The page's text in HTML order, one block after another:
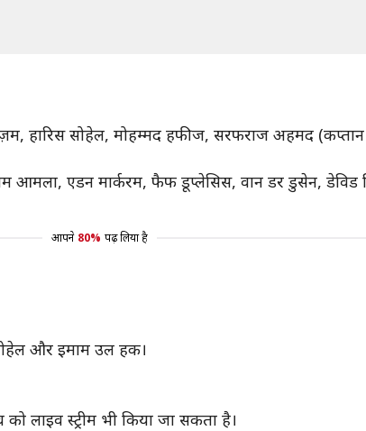
हारिस सोहेल, मोहम्मद हफीज, सरफराज अहमद (कप्तान
आमला, एडन मार्करम, फैफ डूप्लेसिस, वान डर डुसेन, डेविड
आपने 80% पढ़ लिया है
और इमाम उल हक।
लाइव स्ट्रीम भी किया जा सकता है।